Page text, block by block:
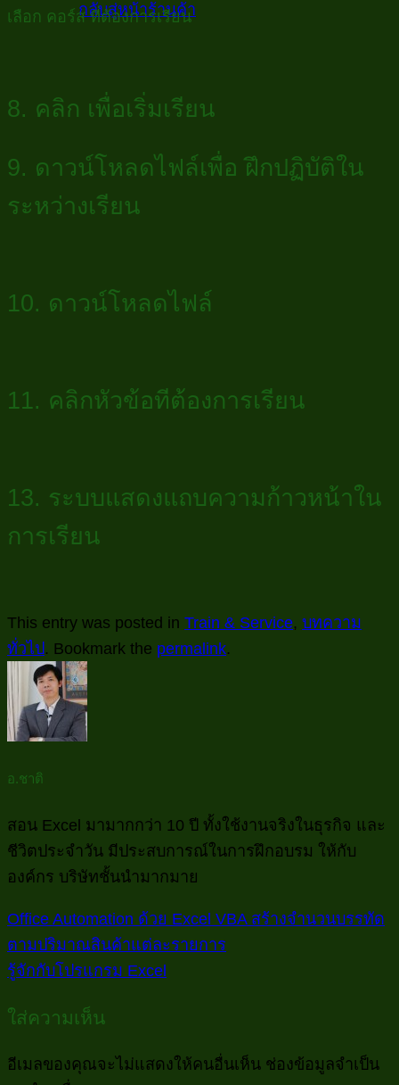
กลับสู่หน้าร้านค้า
เลือก คอร์ส ที่ต้องการเรียน
8. คลิก เพื่อเริ่มเรียน
9. ดาวน์โหลดไฟล์เพื่อ ฝึกปฏิบัติใน
ระหว่างเรียน
10. ดาวน์โหลดไฟล์
11. คลิกหัวข้อทีต้องการเรียน
13. ระบบแสดงแถบความก้าวหน้าใน
การเรียน
This entry was posted in Train & Service, บทความ
ทั่วไป . Bookmark the permalink.
อ.ชาติ
สอน Excel มามากกว่า 10 ปี ทั้งใช้งานจริงในธุรกิจ และ
ชีวิตประจำวัน มีประสบการณ์ในการฝึกอบรม ให้กับ
องค์กร บริษัทชั้นนำมากมาย
Office Automation ด้วย Excel VBA สร้างจำนวนบรรทัด
ตามปริมาณสินค้าแต่ละรายการ
รู้จักกับโปรแกรม Excel
ใส่ความเห็น
อีเมลของคุณจะไม่แสดงให้คนอื่นเห็น ช่องข้อมูลจำเป็น